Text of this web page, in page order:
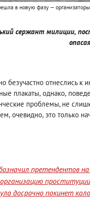
в новую фазу —
сержант милиции,
безучастно отнеслись к
плакаты, однако,
проблемы, не
, очевидно, это только
претендентов на
досрочно покинет